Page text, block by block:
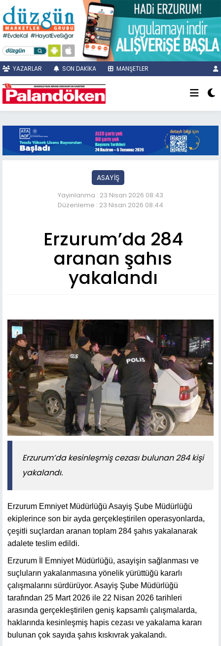
YAZARLAR SON DAKİKA MANŞETLER
ASAYİŞ
Yayınlanma : 23 Nisan 2026 08:43
Düzenleme : 23 Nisan 2026 08:44
Erzurum’da 284
aranan şahıs
yakalandı
Erzurum’da kesinleşmiş cezası bulunan 284 kişi
yakalandı.
Erzurum Emniyet Müdürlüğü Asayiş Şube Müdürlüğü
ekiplerince son bir ayda gerçekleştirilen operasyonlarda,
çeşitli suçlardan aranan toplam 284 şahıs yakalanarak
adalete teslim edildi.
Erzurum İl Emniyet Müdürlüğü, asayişin sağlanması ve
suçluların yakalanmasına yönelik yürüttüğü kararlı
çalışmalarını sürdürüyor. Asayiş Şube Müdürlüğü
tarafından 25 Mart 2026 ile 22 Nisan 2026 tarihleri
arasında gerçekleştirilen geniş kapsamlı çalışmalarda,
haklarında kesinleşmiş hapis cezası ve yakalama kararı
bulunan çok sayıda şahıs kıskıvrak yakalandı.